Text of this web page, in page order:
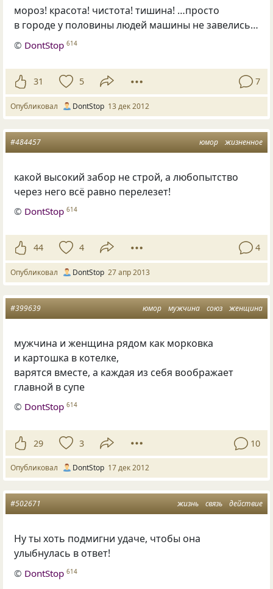
мороз! красота! чистота! тишина! …просто
в городе у половины людей машины не завелись…
© DontStop 614
31 5 7
Опубликовал DontStop 13 дек 2012
юмор жизненное
#484457
какой высокий забор не строй, а любопытство
через него всё равно перелезет!
© DontStop 614
44 4 4
Опубликовал DontStop 27 апр 2013
юмор мужчина союз женщина
#399639
мужчина и женщина рядом как морковка
и картошка в котелке,
варятся вместе, а каждая из себя воображает
главной в супе
© DontStop 614
29 3 10
Опубликовал DontStop 17 дек 2012
жизнь связь действие
#502671
Ну ты хоть подмигни удаче, чтобы она
улыбнулась в ответ!
© DontStop 614